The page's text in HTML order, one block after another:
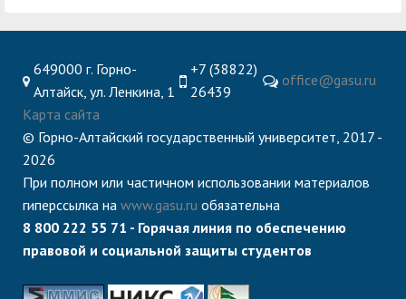
649000 г. Горно-
Алтайск, ул. Ленкина, 1
+7 (38822)
26439
office@gasu.ru
Карта сайта
© Горно-Алтайский государственный университет, 2017 -
2026
При полном или частичном использовании материалов
гиперссылка на www.gasu.ru обязательна
8 800 222 55 71 - Горячая линия по обеспечению
правовой и социальной защиты студентов